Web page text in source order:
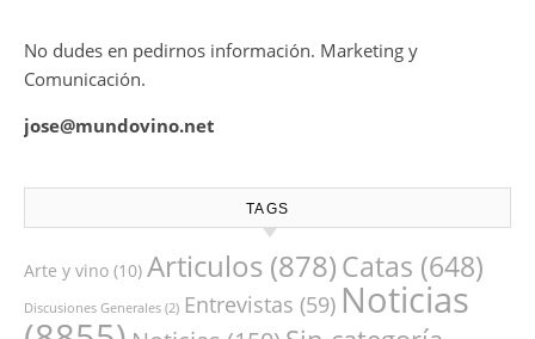
No dudes en pedirnos información. Marketing y
Comunicación.
jose@mundovino.net
TAGS
Arte y vino (10) Articulos (878)Catas (648)
Discusiones Generales (2) Entrevistas (59) Noticias